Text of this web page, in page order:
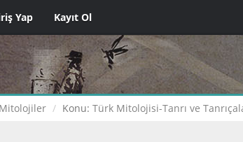
Yap Kayıt Ol
Mitolojiler Konu: Türk Mitolojisi-Tanrı ve